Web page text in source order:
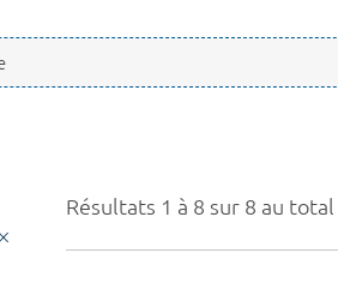
Résultats 1 à 8 sur 8 au total